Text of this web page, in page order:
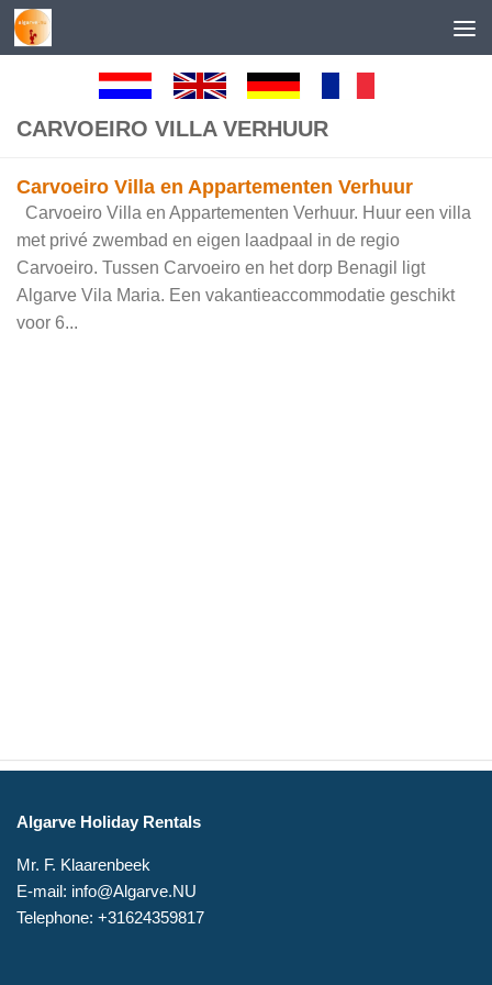
Skip to content
CARVOEIRO VILLA VERHUUR
Carvoeiro Villa en Appartementen Verhuur
Carvoeiro Villa en Appartementen Verhuur. Huur een villa
met privé zwembad en eigen laadpaal in de regio
Carvoeiro. Tussen Carvoeiro en het dorp Benagil ligt
Algarve Vila Maria. Een vakantieaccommodatie geschikt
voor 6...
Algarve Holiday Rentals
Mr. F. Klaarenbeek
E-mail: info@Algarve.NU
Telephone: +31624359817